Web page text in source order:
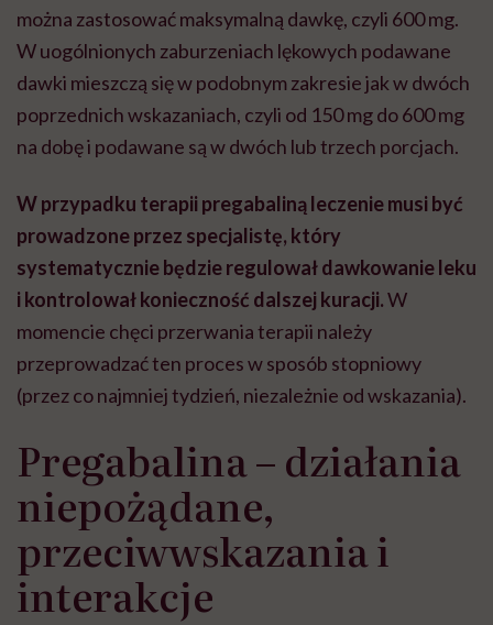
można zastosować maksymalną dawkę, czyli 600 mg.
W uogólnionych zaburzeniach lękowych podawane
dawki mieszczą się w podobnym zakresie jak w dwóch
poprzednich wskazaniach, czyli od 150 mg do 600 mg
na dobę i podawane są w dwóch lub trzech porcjach.
W przypadku terapii pregabaliną leczenie musi być
prowadzone przez specjalistę, który
systematycznie będzie regulował dawkowanie leku
i kontrolował konieczność dalszej kuracji.W
momencie chęci przerwania terapii należy
przeprowadzać ten proces w sposób stopniowy
(przez co najmniej tydzień, niezależnie od wskazania).
Pregabalina – działania
niepożądane,
przeciwwskazania i
interakcje